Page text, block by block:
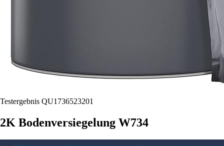
Testergebnis QU1736523201
2K Bodenversiegelung W734